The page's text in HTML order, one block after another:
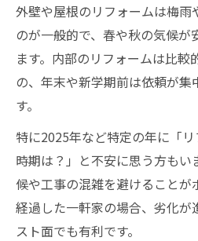
外壁や屋根のリフォームは梅雨
のが一般的で、春や秋の気候が
ます。内部のリフォームは比較
の、年末や新学期前は依頼が集
す。
特に2025年など特定の年に「
時期は？」と不安に思う方も
候や工事の混雑を避けることが
経過した一軒家の場合、劣化が
スト面でも有利です。